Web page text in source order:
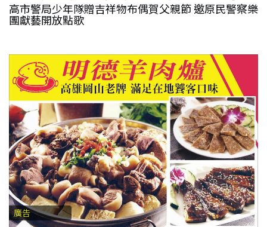
高市警局少年隊贈吉祥物布偶賀父親節 邀原民警察樂
團獻藝開放點歌
廣告